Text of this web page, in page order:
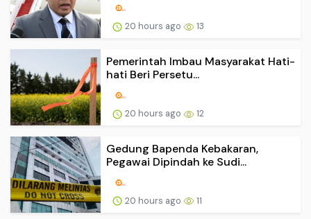
20 hours ago 13
Pemerintah Imbau Masyarakat Hati-
hati Beri Persetu...
20 hours ago 12
Gedung Bapenda Kebakaran,
Pegawai Dipindah ke Sudi...
20 hours ago 11